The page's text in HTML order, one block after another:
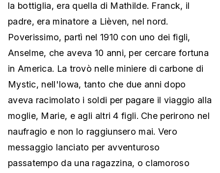
la bottiglia, era quella di Mathilde. Franck, il
padre, era minatore a Lièven, nel nord.
Poverissimo, partì nel 1910 con uno dei figli,
Anselme, che aveva 10 anni, per cercare fortuna
in America. La trovò nelle miniere di carbone di
Mystic, nell'Iowa, tanto che due anni dopo
aveva racimolato i soldi per pagare il viaggio alla
moglie, Marie, e agli altri 4 figli. Che perirono nel
naufragio e non lo raggiunsero mai. Vero
messaggio lanciato per avventuroso
passatempo da una ragazzina, o clamoroso